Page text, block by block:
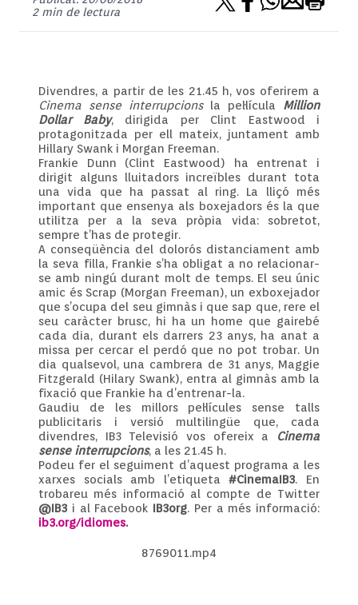
2 min de lectura
Divendres, a partir de les 21.45 h, vos oferirem a
Cinema sense interrupcionsla pel·lícula Million
Dollar Baby, dirigida per Clint Eastwood i
protagonitzada per ell mateix, juntament amb
Hillary Swank i Morgan Freeman.
Frankie Dunn (Clint Eastwood) ha entrenat i
dirigit alguns lluitadors increïbles durant tota
una vida que ha passat al ring. La lliçó més
important que ensenya als boxejadors és la que
utilitza per a la seva pròpia vida: sobretot,
sempre t’has de protegir.
A conseqüència del dolorós distanciament amb
la seva filla, Frankie s’ha obligat a no relacionar-
se amb ningú durant molt de temps. El seu únic
amic és Scrap (Morgan Freeman), un exboxejador
que s’ocupa del seu gimnàs i que sap que, rere el
seu caràcter brusc, hi ha un home que gairebé
cada dia, durant els darrers 23 anys, ha anat a
missa per cercar el perdó que no pot trobar. Un
dia qualsevol, una cambrera de 31 anys, Maggie
Fitzgerald (Hilary Swank), entra al gimnàs amb la
fixació que Frankie ha d’entrenar-la.
Gaudiu de les millors pel·lícules sense talls
publicitaris i versió multilingüe que, cada
divendres, IB3 Televisió vos ofereix a
Cinema
sense interrupcions, a les 21.45 h.
Podeu fer el seguiment d’aquest programa a les
xarxes socials amb l’etiqueta#CinemaIB3. En
trobareu més informació al compte de Twitter
@IB3 i al Facebook IB3org. Per a més informació:
ib3.org/idiomes.
8769011.mp4